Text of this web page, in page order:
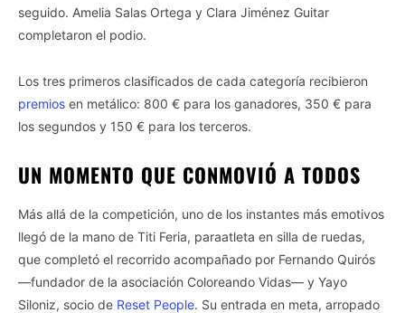
seguido. Amelia Salas Ortega y Clara Jiménez Guitar
completaron el podio.
Los tres primeros clasificados de cada categoría recibieron
premios en metálico: 800 € para los ganadores, 350 € para
los segundos y 150 € para los terceros.
UN MOMENTO QUE CONMOVIÓ A TODOS
Más allá de la competición, uno de los instantes más emotivos
llegó de la mano de Titi Feria, paraatleta en silla de ruedas,
que completó el recorrido acompañado por Fernando Quirós
—fundador de la asociación Coloreando Vidas— y Yayo
Siloniz, socio de Reset People. Su entrada en meta, arropado